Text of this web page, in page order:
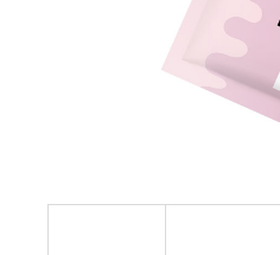
150 Kč
Původně: 210 Kč